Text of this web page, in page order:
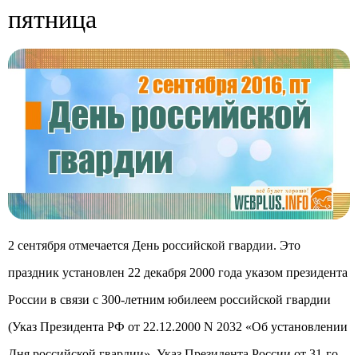
пятница
2 сентября отмечается День российской гвардии. Это
праздник установлен 22 декабря 2000 года указом президента
России в связи с 300-летним юбилеем российской гвардии
(Указ Президента РФ от 22.12.2000 N 2032 «Об установлении